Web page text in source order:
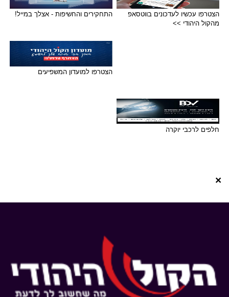
הצטרפו עכשיו לעדכונים בווטסאפ
מהקול היהודי >>
התחקירים והחשיפות - אצלך במייל!
הצטרפו למועדון המשפיעים
חלפים לרכבי יוקרה
×